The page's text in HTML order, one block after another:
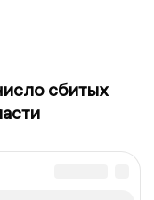
сбитых